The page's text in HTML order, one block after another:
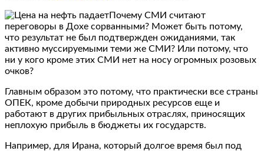
Почему СМИ считают
переговоры в Дохе сорванными? Может быть потому,
что результат не был подтвержден ожиданиями, так
активно муссируемыми теми же СМИ? Или потому, что
ни у кого кроме этих СМИ нет на носу огромных розовых
очков?
Главным образом это потому, что практически все страны
ОПЕК, кроме добычи природных ресурсов еще и
работают в других прибыльных отраслях, приносящих
неплохую прибыль в бюджеты их государств.
Например, для Ирана, который долгое время был под